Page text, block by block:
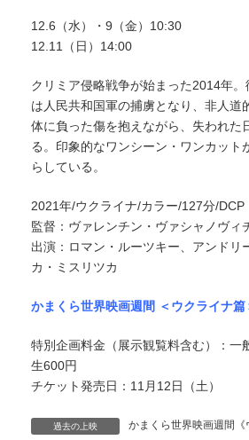
12.6（水）・9（金）10:30
12.11（日）14:00
クリミア侵略戦争が始まった2014年
は人民共和国軍の捕虜となり、非人道
体に負った傷を抱えながら、失われた
る。印象的なワンシーン・ワンカット
らしている。
2021年/ウクライナ/カラー/127分/DCP
監督：ヴァレンチン・ヴァシャノヴィ
出演：ロマン・ルーツキー、アンドリ
カ・ミスリツカ
かまくら世界映画週間 ＜ウクライナ篇
特別企画料金（展示観覧料含む）：一
生600円
チケット発売日：11月12日（土）
過去の上映 かまくら世界映画週間《